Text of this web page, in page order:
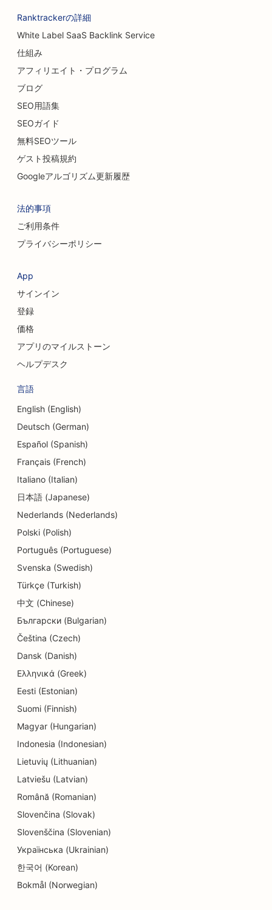
Ranktrackerの詳細
White Label SaaS Backlink Service
仕組み
アフィリエイト・プログラム
ブログ
SEO用語集
SEOガイド
無料SEOツール
ゲスト投稿規約
Googleアルゴリズム更新履歴
法的事項
ご利用条件
プライバシーポリシー
App
サインイン
登録
価格
アプリのマイルストーン
ヘルプデスク
言語
English (English)
Deutsch (German)
Español (Spanish)
Français (French)
Italiano (Italian)
日本語 (Japanese)
Nederlands (Nederlands)
Polski (Polish)
Português (Portuguese)
Svenska (Swedish)
Türkçe (Turkish)
中文 (Chinese)
Български (Bulgarian)
Čeština (Czech)
Dansk (Danish)
Ελληνικά (Greek)
Eesti (Estonian)
Suomi (Finnish)
Magyar (Hungarian)
Indonesia (Indonesian)
Lietuvių (Lithuanian)
Latviešu (Latvian)
Română (Romanian)
Slovenčina (Slovak)
Slovenščina (Slovenian)
Українська (Ukrainian)
한국어 (Korean)
Bokmål (Norwegian)